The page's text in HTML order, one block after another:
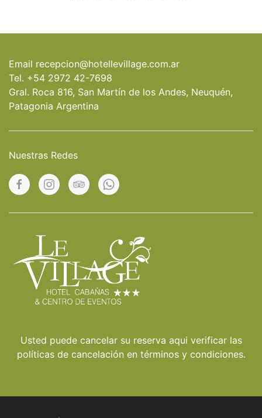
Email recepcion@hotellevillage.com.ar
Tel. +54 2972 42-7698
Gral. Roca 816, San Martín de los Andes, Neuquén,
Patagonia Argentina
Nuestras Redes
Usted puede cancelar su reserva aqui verificar las
políticas de cancelación en términos y condiciones.